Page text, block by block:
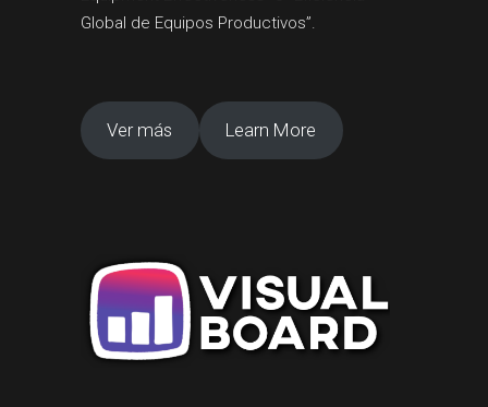
Global de Equipos Productivos”.
Ver más Learn More